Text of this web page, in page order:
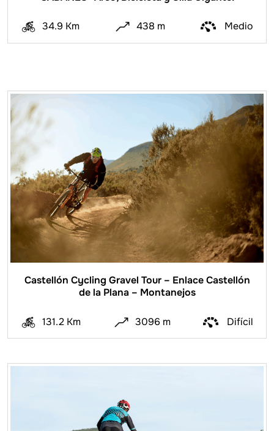
34.9 Km 438 m Medio
Castellón Cycling Gravel Tour – Enlace Castellón
de la Plana – Montanejos
131.2 Km 3096 m Difícil